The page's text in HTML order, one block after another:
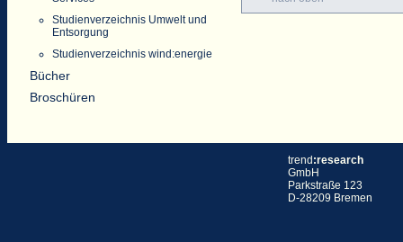
Studienverzeichnis Umwelt und
Entsorgung
Studienverzeichnis wind:energie
Bücher
Broschüren
trend :research
GmbH
Parkstraße 123
D-28209 Bremen